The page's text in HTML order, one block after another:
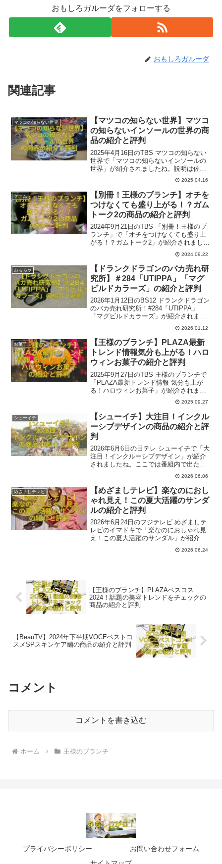
おもしろガルーダをフォローする
おもしろガルーダ
関連記事
マツコの知らない世界
【マツコの知らない世界】マツコ
の知らないインソールの世界の商
品の紹介と評判
2025年4月16日のTBS マツコの知らない
世界で「マツコの知らないインソールの
世界」が紹介されましたね。説明は佐藤
靖青さんでした。ここでは番組内で出た
一部関連商品とその評判をご紹介いたし
ます。参考になれば幸いです。
2025.04.16
ゲーム
【別冊！王様のブランチ】オチを
つけなくても盛り上がる！？ガム
トーク2の商品の紹介と評判
2024年9月21日のTBS 「別冊！王様のブ
ランチ」で「オチをつけなくても盛り上
がる！？ガムトーク2」が紹介されました
ね。ロケは、秋元真夏さん、八村倫太郎
さん、高橋かのさん、榎本ゆいなさん、
インディアンスさんでした。参考になれ
ば幸いです。
2024.09.22
おもちゃ
【ドランクドラゴンのバカ売れ研
究所】＃284「UTIPPA」「マグ
ビルドカラーズ」の紹介と評判
2026年1月12日のBS12 ドランクドラゴン
のバカ売れ研究所！#284「UTIPPA」
「マグビルドカラーズ」が紹介されまし
たね。ここでは番組内で出た一部関連商
品とその評判をご紹介いたします。参考
になれば幸いです。
2026.01.12
お菓子
【王様のブランチ】PLAZA最新
トレンド情報気分も上がる！ハロ
ウィンお菓子の紹介と評判
2025年9月27日のTBS 王様のブランチで
「PLAZA最新トレンド情報 気分も上が
る！ハロウィンお菓子」が紹介されまし
たね。レポーターは菊池柚花さん、冴木
NEWSTANDARD赤坂店でした。参考にな
れば幸いです。
2025.09.27
シューイチ
【シューイチ】大注目！インクル
ーシブデザインの商品の紹介と評
判
2026年6月6日の日テレ シューイチで「大
注目！インクルーシブデザイン」が紹介
されましたね。ここでは番組内で出た一
部関連商品とその評判をご紹介いたしま
2026.06.06
めざましテレビ
【めざましテレビ】楽なのにおし
ゃれ見え！この夏大活躍のサンダ
ルの紹介と評判
2026年6月24日のフジテレビ めざましテ
レビのイマドキで「楽なのにおしゃれ見
え！この夏大活躍のサンダル」が紹介さ
れましたね。レポーターは仲村悠菜さ
ん、ロケはEVRIS、ABC-MART GRAND
2026.06.24
【王様のブランチ】PLAZAベスコス
2024！話題の美容トレンドをチェックの
商品の紹介と評判
【BeauTV】2024年下半期VOCEベストコ
スメSPスキンケア編の商品の紹介と評判
コメント
コメントを書き込む
ホーム 王様のブランチ
プライバシーポリシー
お問い合わせフォーム